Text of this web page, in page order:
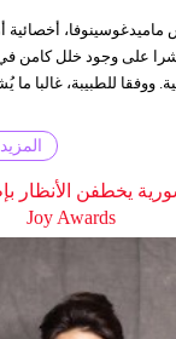
ماميدغوسينوفا، أخصائية
على وجود خلل كامن في
ووفقا للطبيبة، غالبا
يخطفن الأنظار
Joy Awards